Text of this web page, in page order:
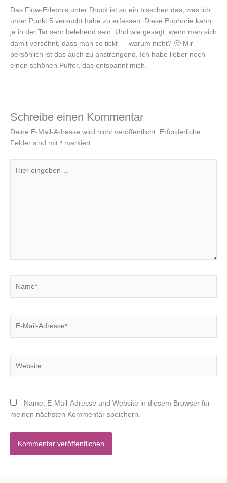
Das Flow-Erlebnis unter Druck ist so ein bisschen das, was ich
unter Punkt 5 versucht habe zu erfassen. Diese Euphorie kann
ja in der Tat sehr belebend sein. Und wie gesagt, wenn man sich
damit versöhnt, dass man so tickt — warum nicht? 🙂 Mir
persönlich ist das auch zu anstrengend. Ich habe lieber noch
einen schönen Puffer, das entspannt mich.
Schreibe einen Kommentar
Deine E-Mail-Adresse wird nicht veröffentlicht. Erforderliche
Felder sind mit * markiert
eingeben…
Name, E-Mail-Adresse und Website in diesem Browser für
meinen nächsten Kommentar speichern.